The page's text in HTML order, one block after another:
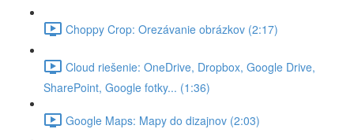
Choppy Crop: Orezávanie obrázkov (2:17)
Cloud riešenie: OneDrive, Dropbox, Google Drive,
SharePoint, Google fotky... (1:36)
Google Maps: Mapy do dizajnov (2:03)